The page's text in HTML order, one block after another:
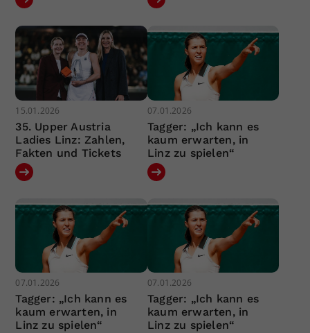
15.01.2026
35. Upper Austria
Ladies Linz: Zahlen,
Fakten und Tickets
07.01.2026
Tagger: „Ich kann es
kaum erwarten, in
Linz zu spielen“
07.01.2026
Tagger: „Ich kann es
kaum erwarten, in
Linz zu spielen“
07.01.2026
Tagger: „Ich kann es
kaum erwarten, in
Linz zu spielen“